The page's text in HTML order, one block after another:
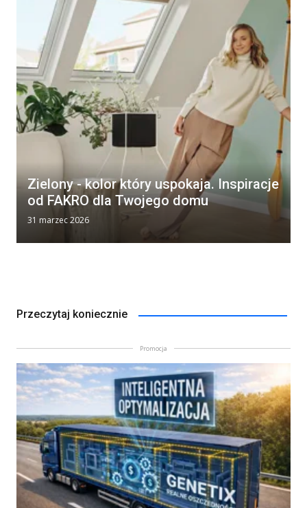
Zielony - kolor który uspokaja. Inspiracje
od FAKRO dla Twojego domu
31 marzec 2026
Przeczytaj koniecznie
Promocja